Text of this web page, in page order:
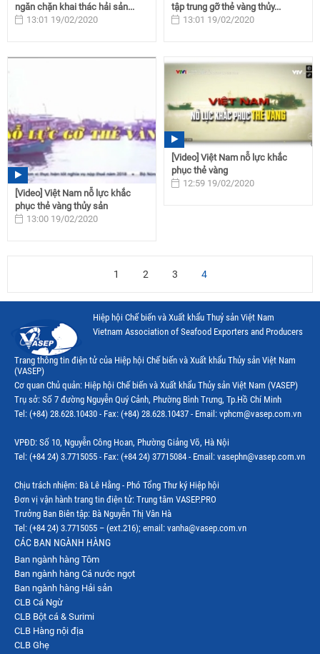
ngăn chặn khai thác hải sản...
13:01 19/02/2020
tập trung gỡ thẻ vàng thủy...
13:01 19/02/2020
[Video] Việt Nam nỗ lực khắc
phục thẻ vàng thủy sản
13:00 19/02/2020
[Video] Việt Nam nỗ lực khắc
phục thẻ vàng
12:59 19/02/2020
1 2 3 4
Hiệp hội Chế biến và Xuất khẩu Thuỷ sản Việt Nam
Vietnam Association of Seafood Exporters and Producers
Trang thông tin điện tử của Hiệp hội Chế biến và Xuất khẩu Thủy sản Việt Nam
(VASEP)
Cơ quan Chủ quản: Hiệp hội Chế biến và Xuất khẩu Thủy sản Việt Nam (VASEP)
Trụ sở: Số 7 đường Nguyễn Quý Cảnh, Phường Bình Trưng, Tp.Hồ Chí Minh
Tel: (+84) 28.628.10430 - Fax: (+84) 28.628.10437 - Email: vphcm@vasep.com.vn
VPĐD: Số 10, Nguyễn Công Hoan, Phường Giảng Võ, Hà Nội
Tel: (+84 24) 3.7715055 - Fax: (+84 24) 37715084 - Email: vasephn@vasep.com.vn
Chịu trách nhiệm: Bà Lê Hằng - Phó Tổng Thư ký Hiệp hội
Đơn vị vận hành trang tin điện tử: Trung tâm VASEP.PRO
Trưởng Ban Biên tập: Bà Nguyễn Thị Vân Hà
Tel: (+84 24) 3.7715055 – (ext.216); email: vanha@vasep.com.vn
CÁC BAN NGÀNH HÀNG
Ban ngành hàng Tôm
Ban ngành hàng Cá nước ngọt
Ban ngành hàng Hải sản
CLB Cá Ngừ
CLB Bột cá & Surimi
CLB Hàng nội địa
CLB Ghẹ